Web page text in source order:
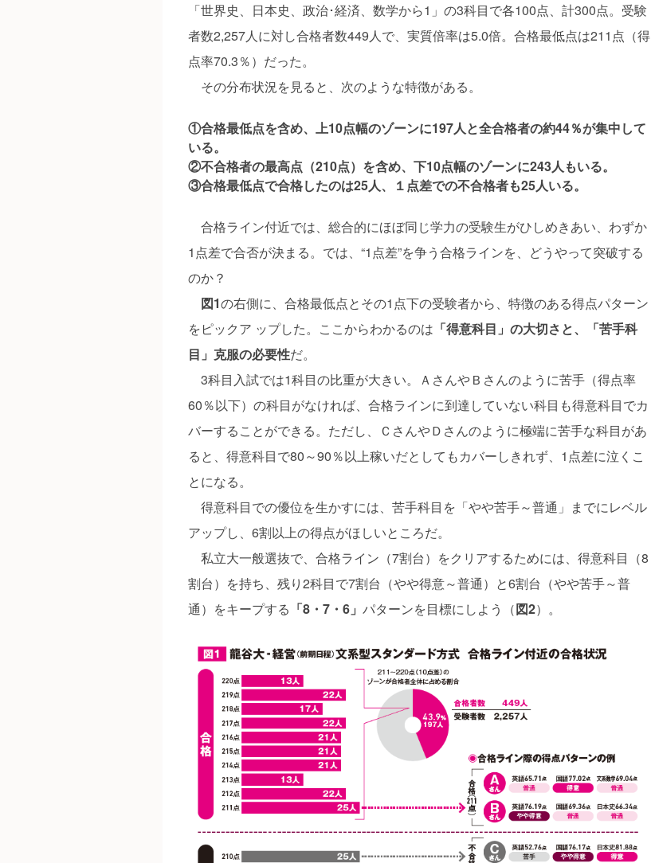
「世界史、日本史、政治･経済、数学から1」の3科目で各100点、計300点。受験
者数2,257人に対し合格者数449人で、実質倍率は5.0倍。合格最低点は211点（得
点率70.3％）だった。
その分布状況を見ると、次のような特徴がある。
①合格最低点を含め、上10点幅のゾーンに197人と全合格者の約44％が集中して
いる。
②不合格者の最高点（210点）を含め、下10点幅のゾーンに243人もいる。
③合格最低点で合格したのは25人、１点差での不合格者も25人いる。
合格ライン付近では、総合的にほぼ同じ学力の受験生がひしめきあい、わずか
1点差で合否が決まる。では、“1点差”を争う合格ラインを、どうやって突破する
のか？
図1の右側に、合格最低点とその1点下の受験者から、特徴のある得点パターン
をピックア ップした。ここからわかるのは 「得意科目」の大切さと、「苦手科
目」克服の必要性だ。
3科目入試では1科目の比重が大きい。ＡさんやＢさんのように苦手（得点率
60％以下）の科目がなければ、合格ラインに到達していない科目も得意科目でカ
バーすることができる。ただし、ＣさんやＤさんのように極端に苦手な科目があ
ると、得意科目で80～90％以上稼いだとしてもカバーしきれず、1点差に泣くこ
とになる。
得意科目での優位を生かすには、苦手科目を「やや苦手～普通」までにレベル
アップし、6割以上の得点がほしいところだ。
私立大一般選抜で、合格ライン（7割台）をクリアするためには、得意科目（8
割台）を持ち、残り2科目で7割台（やや得意～普通）と6割台（やや苦手～普
通）をキープする 「8・7・6」 パターンを目標にしよう（図2）。